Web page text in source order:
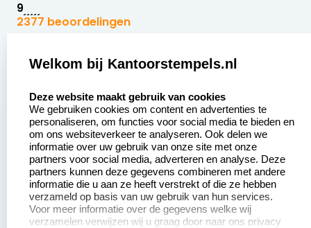
9
2377 beoordelingen
Zakelijk:
Aanvraag op maat
Betaling &
Verzending
Wederverkoper
worden
Sale
Klantenservice:
Contact opnemen
Veel gestelde vragen
Retourneren
Herroepingsrecht
Welkom bij Kantoorstempels.nl
Deze website maakt gebruik van cookies
We gebruiken cookies om content en advertenties te
personaliseren, om functies voor social media te bieden en
om ons websiteverkeer te analyseren. Ook delen we
informatie over uw gebruik van onze site met onze
partners voor social media, adverteren en analyse. Deze
partners kunnen deze gegevens combineren met andere
informatie die u aan ze heeft verstrekt of die ze hebben
verzameld op basis van uw gebruik van hun services.
Voor meer informatie over de gegevens welke wij
verzamelen verwijzen wij u graag door naar ons privacy